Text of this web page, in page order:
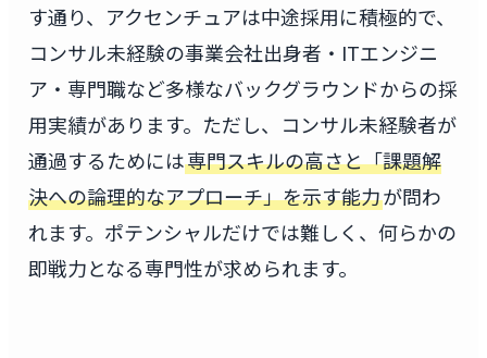
す通り、アクセンチュアは中途採用に積極的で、
コンサル未経験の事業会社出身者・ITエンジニ
ア・専門職など多様なバックグラウンドからの採
用実績があります。ただし、コンサル未経験者が
通過するためには専門スキルの高さと「課題解
決への論理的なアプローチ」を示す能力が問わ
れます。ポテンシャルだけでは難しく、何らかの
即戦力となる専門性が求められます。